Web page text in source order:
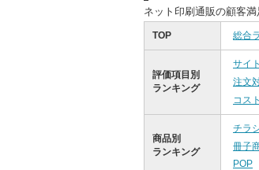
ネット印刷通販の顧客
TOP 総合
評価項目別
ランキング
サイ
注文
コス
商品別
ランキング
チラ
冊子
POP